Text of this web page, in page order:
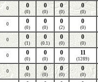
0 0
(0)
0
(0)
0
(0)
0
(0)
0 0
(0)
0
(0)
0
(2)
0
(0)
0 0
(1)
0
(0.1)
0
(0)
0
(0)
0 0
(0)
0
(0)
0
(0)
11
(1289)
0 0
(0)
0
(0)
0
(0)
0
(0)